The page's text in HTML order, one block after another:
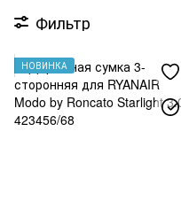
Фильтр
НОВИНКА